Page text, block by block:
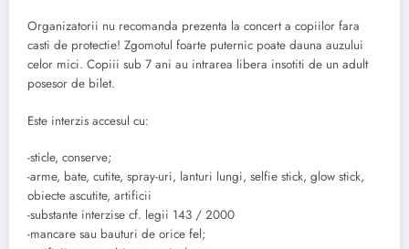
Organizatorii nu recomanda prezenta la concert a copiilor fara
casti de protectie! Zgomotul foarte puternic poate dauna auzului
celor mici. Copiii sub 7 ani au intrarea libera insotiti de un adult
posesor de bilet.
Este interzis accesul cu:
-sticle, conserve;
-arme, bate, cutite, spray-uri, lanturi lungi, selfie stick, glow stick,
obiecte ascutite, artificii
-substante interzise cf. legii 143 / 2000
-mancare sau bauturi de orice fel;